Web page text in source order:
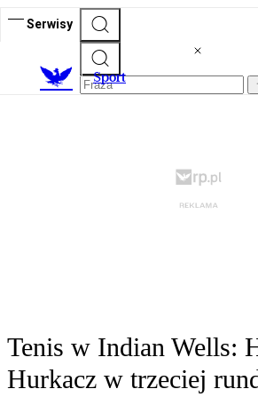
Serwisy
Sport
Tenis w Indian Wells:
Hurkacz w trzeciej